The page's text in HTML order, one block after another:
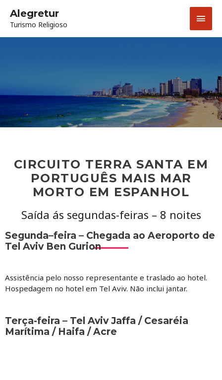
content
Alegretur
Turismo Religioso
Main
CIRCUITO TERRA SANTA EM
PORTUGUÊS MAIS MAR
MORTO EM ESPANHOL
Saída ás segundas-feiras – 8 noites
Segunda–feira – Chegada ao Aeroporto de
Tel Aviv Ben Gurion
Assistência pelo nosso representante e traslado ao hotel.
Hospedagem no hotel em Tel Aviv. Não inclui jantar.
Terça-feira – Tel Aviv Jaffa / Cesaréia
Marítima / Haifa / Acre